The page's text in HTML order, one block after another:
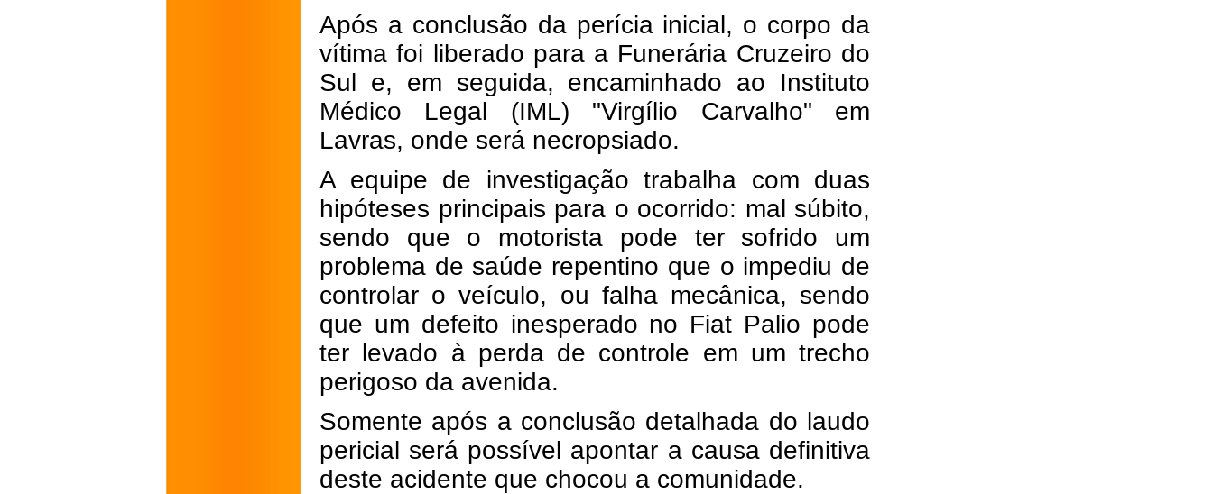
Após a conclusão da perícia inicial, o corpo da
vítima foi liberado para a Funerária Cruzeiro do
Sul e, em seguida, encaminhado ao Instituto
Médico Legal (IML) "Virgílio Carvalho" em
Lavras, onde será necropsiado.
A equipe de investigação trabalha com duas
hipóteses principais para o ocorrido: mal súbito,
sendo que o motorista pode ter sofrido um
problema de saúde repentino que o impediu de
controlar o veículo, ou falha mecânica, sendo
que um defeito inesperado no Fiat Palio pode
ter levado à perda de controle em um trecho
perigoso da avenida.
Somente após a conclusão detalhada do laudo
pericial será possível apontar a causa definitiva
deste acidente que chocou a comunidade.